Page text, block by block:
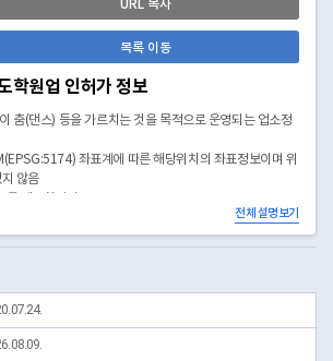
URL 복사
목록 이동
학원업 인허가 정보
춤(댄스) 등을 가르치는 것을 목적으로 운영되는 업소정
좌표계에 따른 해당위치의 좌표정보이며 위
않음
별시 자치구 기관코드" 데이터셋에서 확인 가능합니다.
dataList/OA-22872/S/1/datasetView.do)
전체 설명보기